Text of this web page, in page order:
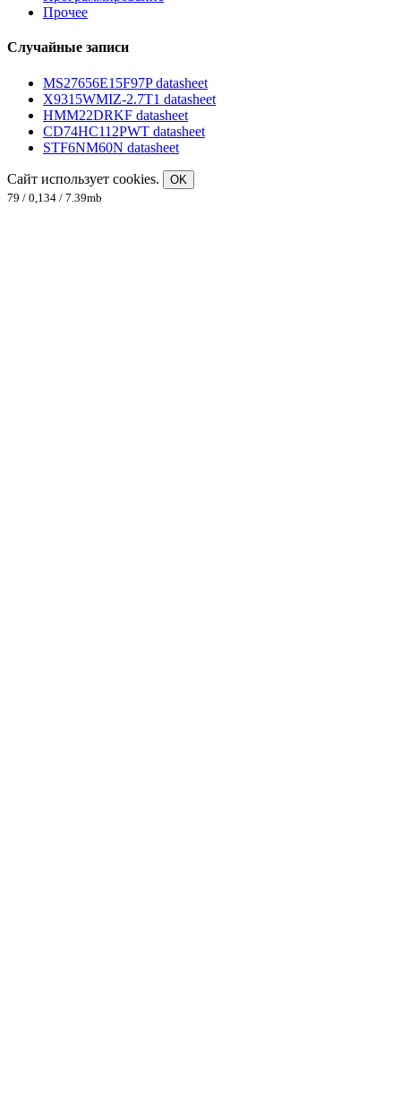
Прочее
Случайные записи
MS27656E15F97P datasheet
X9315WMIZ-2.7T1 datasheet
HMM22DRKF datasheet
CD74HC112PWT datasheet
STF6NM60N datasheet
Сайт использует cookies.
OK
79 / 0,134 / 7.39mb